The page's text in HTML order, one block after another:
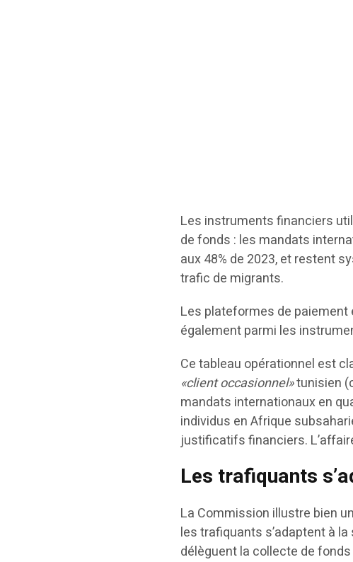
Les instruments financiers
de fonds : les mandats
aux 48% de 2023, et restent
trafic de migrants.
Les plateformes de paiement
également parmi les
Ce tableau opérationnel est
«client occasionnel»tunisien
mandats internationaux en
individus en Afrique
justificatifs financiers.
Les trafiquants
La Commission illustre bien
les trafiquants s’adaptent à
délèguent la collecte de